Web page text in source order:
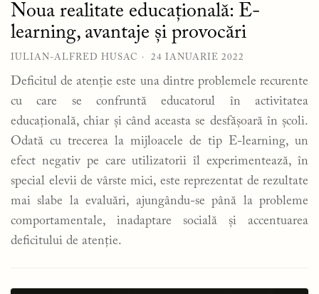
Noua realitate educațională: E-
learning, avantaje și provocări
IULIAN-ALFRED HUSAC 24 IANUARIE 2022
Deficitul de atenție este una dintre problemele recurente
cu care se confruntă educatorul în activitatea
educațională, chiar și când aceasta se desfășoară în școli.
Odată cu trecerea la mijloacele de tip E-learning, un
efect negativ pe care utilizatorii îl experimentează, în
special elevii de vârste mici, este reprezentat de rezultate
mai slabe la evaluări, ajungându-se până la probleme
comportamentale, inadaptare socială și accentuarea
deficitului de atenție.